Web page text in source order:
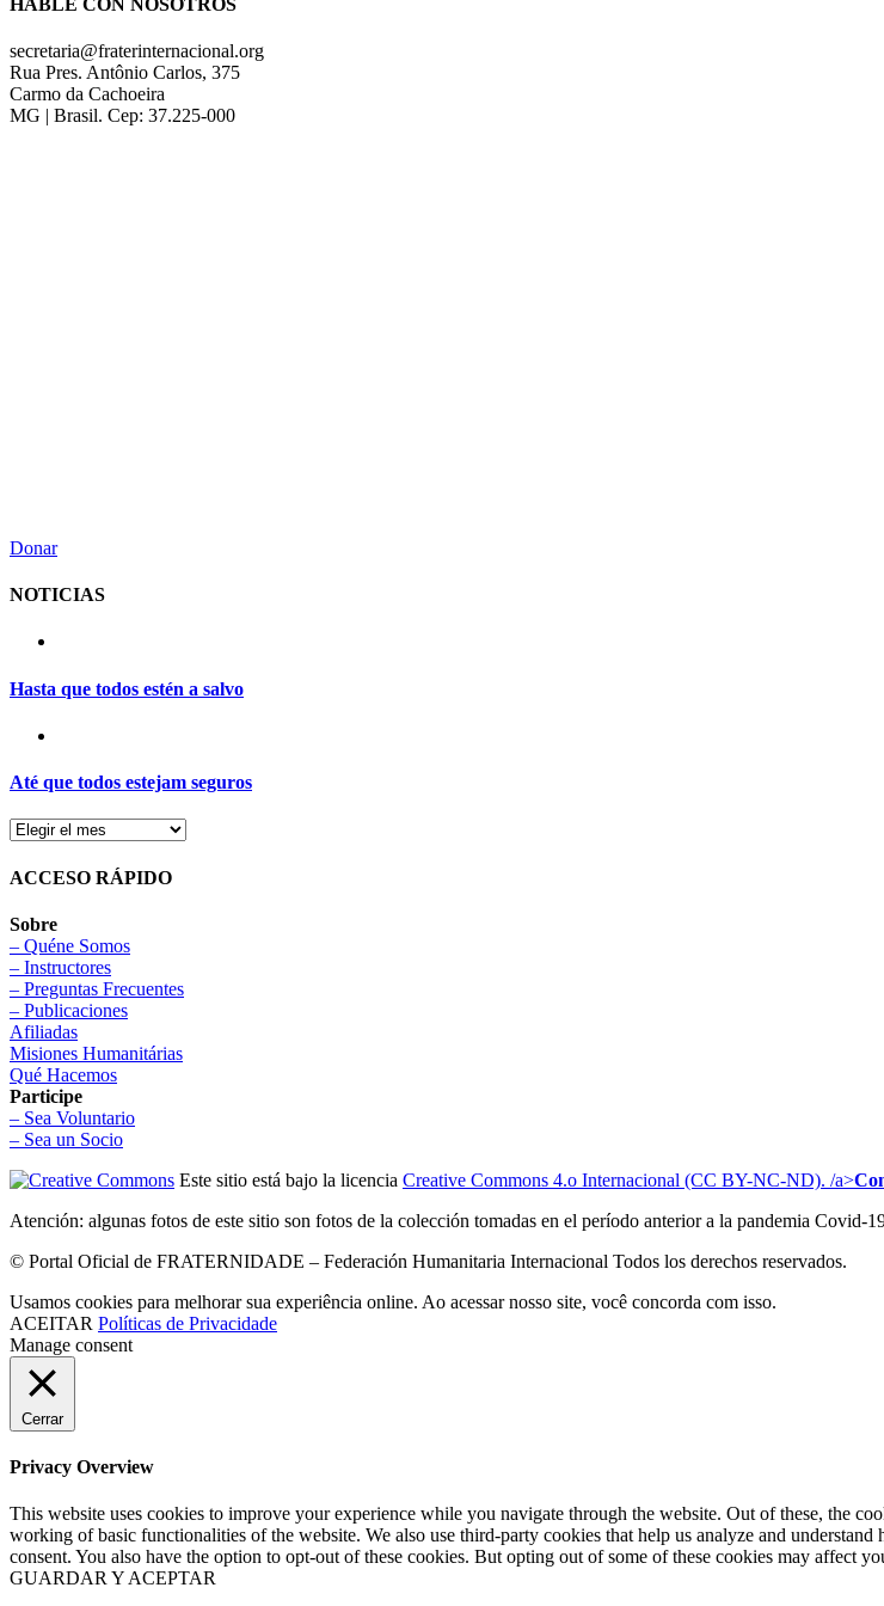
HABLE CON NOSOTROS
secretaria@fraterinternacional.org
Rua Pres. Antônio Carlos, 375
Carmo da Cachoeira
MG | Brasil. Cep: 37.225-000
Donar
NOTICIAS
Hasta que todos estén a salvo
Até que todos estejam seguros
ACCESO RÁPIDO
Sobre
– Quéne Somos
– Instructores
– Preguntas Frecuentes
– Publicaciones
Afiliadas
Misiones Humanitárias
Qué Hacemos
Participe
– Sea Voluntario
– Sea un Socio
Este sitio está bajo la licencia Creative Commons 4.o Internacional (CC BY-NC-ND). /a>
Atención: algunas fotos de este sitio son fotos de la colección tomadas en el período anterior a la pandemia Covid-
© Portal Oficial de FRATERNIDADE – Federación Humanitaria Internacional Todos los derechos reservados.
Usamos cookies para melhorar sua experiência online. Ao acessar nosso site, você concorda com isso.
ACEITAR Políticas de Privacidade
Manage consent
Cerrar
Privacy Overview
This website uses cookies to improve your experience while you navigate through the website. Out of these, the
working of basic functionalities of the website. We also use third-party cookies that help us analyze and
consent. You also have the option to opt-out of these cookies. But opting out of some of these cookies may affect
GUARDAR Y ACEPTAR